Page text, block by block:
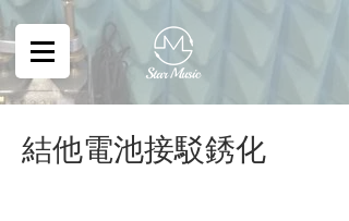
結他電池接駁銹化